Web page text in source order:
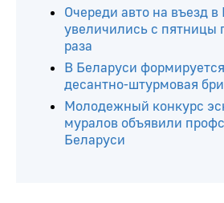
Очереди авто на въезд в
увеличились с пятницы
раза
В Беларуси
десантно-штурмовая
Молодежный конкурс
муралов объявили
Беларуси